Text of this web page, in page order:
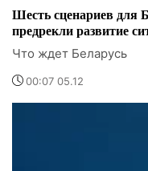
Шесть сценариев для
предрекли развитие
Что ждет Беларусь
00:07 05.12